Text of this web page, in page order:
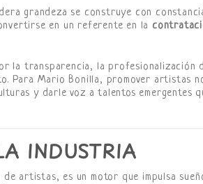
grandeza se construye con
en un referente en la
la transparencia, la profesionalización
Para Mario Bonilla, promover artistas
y darle voz a talentos emergentes
INDUSTRIA
artistas, es un motor que impulsa